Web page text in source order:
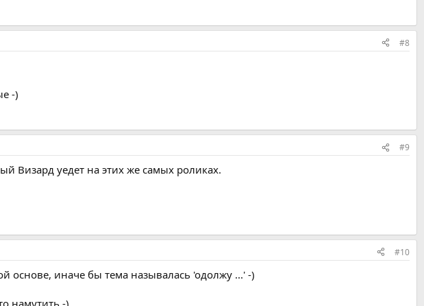
#8
-)
#9
Визард уедет на этих же самых роликах.
#10
основе, иначе бы тема называлась 'одолжу ...' -)
намутить -)